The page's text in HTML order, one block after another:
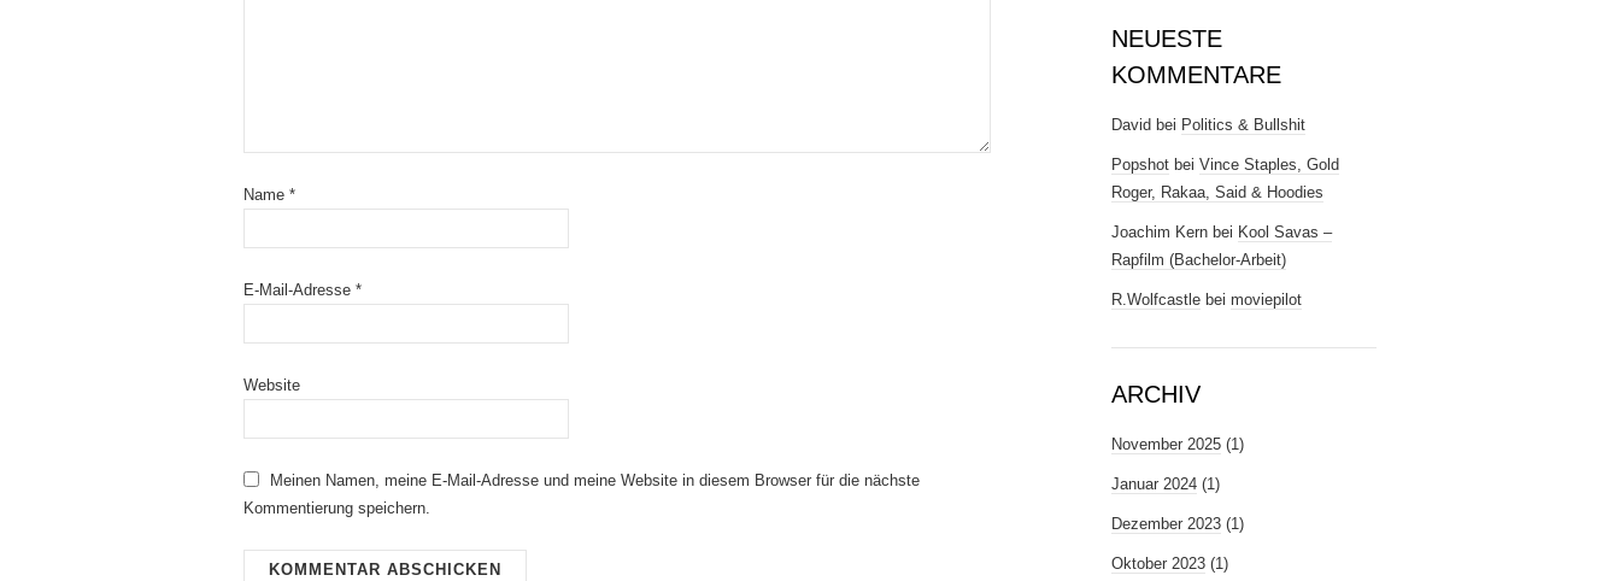
Name *
E-Mail-Adresse *
Website
Meinen Namen, meine E-Mail-Adresse und meine Website in diesem Browser für die nächste
Kommentierung speichern.
NEUESTE
KOMMENTARE
David bei Politics & Bullshit
Popshot bei Vince Staples, Gold
Roger, Rakaa, Said & Hoodies
Joachim Kern bei Kool Savas –
Rapfilm (Bachelor-Arbeit)
R.Wolfcastle bei moviepilot
ARCHIV
November 2025 (1)
Januar 2024 (1)
Dezember 2023 (1)
Oktober 2023 (1)